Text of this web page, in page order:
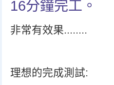
16分鐘完工。
非常有效果........
理想的完成測試: